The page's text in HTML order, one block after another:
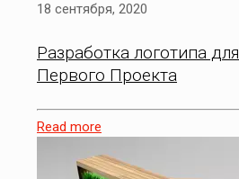
18 сентября, 2020
Разработка логотипа для
Первого Проекта
Read more